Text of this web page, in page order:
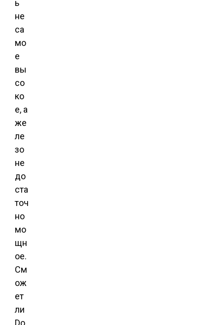
ь
не
са
мо
е
вы
со
ко
е, а
же
ле
зо
не
до
ста
точ
но
мо
щн
ое.
См
ож
ет
ли
Do